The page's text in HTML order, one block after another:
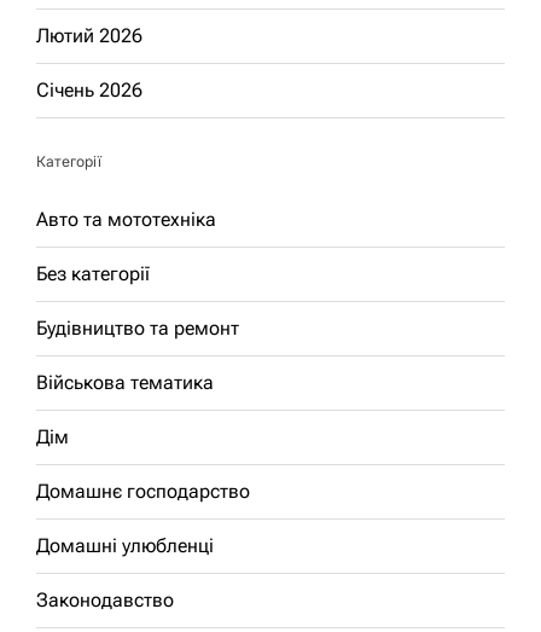
Лютий 2026
Січень 2026
Категорії
Авто та мототехніка
Без категорії
Будівництво та ремонт
Військова тематика
Дім
Домашнє господарство
Домашні улюбленці
Законодавство